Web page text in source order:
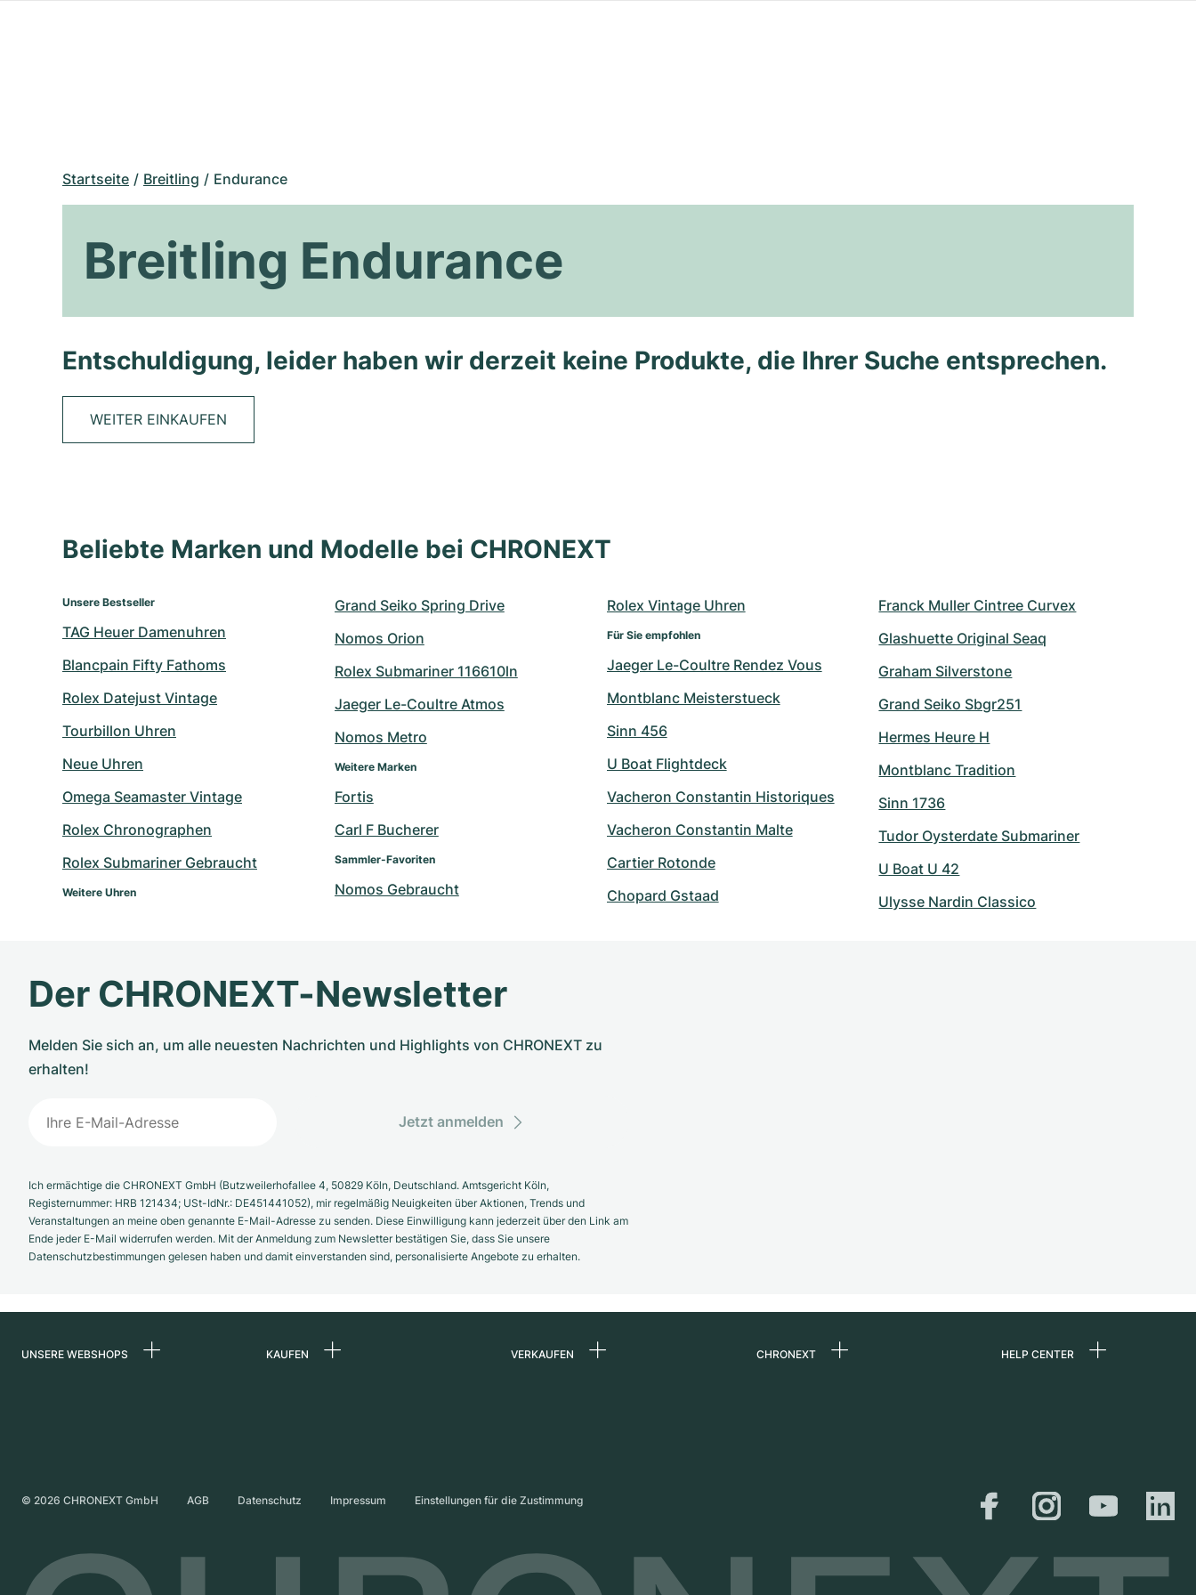
Startseite Breitling Endurance
Breitling Endurance
Entschuldigung, leider haben wir derzeit keine Produkte, die Ihrer Suche entsprechen.
WEITER EINKAUFEN
Beliebte Marken und Modelle bei CHRONEXT
Unsere Bestseller
TAG Heuer Damenuhren
Blancpain Fifty Fathoms
Rolex Datejust Vintage
Tourbillon Uhren
Neue Uhren
Omega Seamaster Vintage
Rolex Chronographen
Rolex Submariner Gebraucht
Weitere Uhren
Grand Seiko Spring Drive
Nomos Orion
Rolex Submariner 116610ln
Jaeger Le-Coultre Atmos
Nomos Metro
Weitere Marken
Fortis
Carl F Bucherer
Sammler-Favoriten
Nomos Gebraucht
Rolex Vintage Uhren
Für Sie empfohlen
Jaeger Le-Coultre Rendez Vous
Montblanc Meisterstueck
Sinn 456
U Boat Flightdeck
Vacheron Constantin Historiques
Vacheron Constantin Malte
Cartier Rotonde
Chopard Gstaad
Franck Muller Cintree Curvex
Glashuette Original Seaq
Graham Silverstone
Grand Seiko Sbgr251
Hermes Heure H
Montblanc Tradition
Sinn 1736
Tudor Oysterdate Submariner
U Boat U 42
Ulysse Nardin Classico
Der CHRONEXT-Newsletter
Melden Sie sich an, um alle neuesten Nachrichten und Highlights von CHRONEXT zu
erhalten!
Jetzt anmelden
Ich ermächtige die CHRONEXT GmbH (Butzweilerhofallee 4, 50829 Köln, Deutschland. Amtsgericht Köln,
Registernummer: HRB 121434; USt-IdNr.: DE451441052), mir regelmäßig Neuigkeiten über Aktionen, Trends und
Veranstaltungen an meine oben genannte E-Mail-Adresse zu senden. Diese Einwilligung kann jederzeit über den Link am
Ende jeder E-Mail widerrufen werden. Mit der Anmeldung zum Newsletter bestätigen Sie, dass Sie unsere
Datenschutzbestimmungen gelesen haben und damit einverstanden sind, personalisierte Angebote zu erhalten.
UNSERE WEBSHOPS
Vereinigtes Königreich
KAUFEN VERKAUFEN CHRONEXT HELP CENTER
Versand &
Rückgaberecht
© 2026 CHRONEXT GmbH AGB Datenschutz Impressum Einstellungen für die Zustimmung